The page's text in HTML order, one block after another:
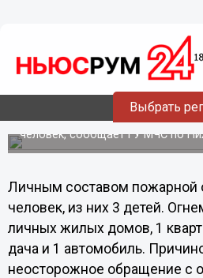
Выбрать
Семь человек погибло
пожарах в
За минувшие сутки в
13 пожаров, из них 2 - в
человек, сообщает ГУ МЧС по
Личным составом пожарной
человек, из них 3 детей.
личных жилых домов, 1
дача и 1 автомобиль.
неосторожное обращение с